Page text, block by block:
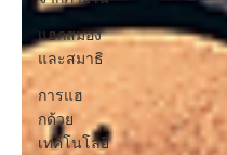
แฮกสมอง
และสมาธิ
การแฮ
กด้วย
เทคโนโลยี่